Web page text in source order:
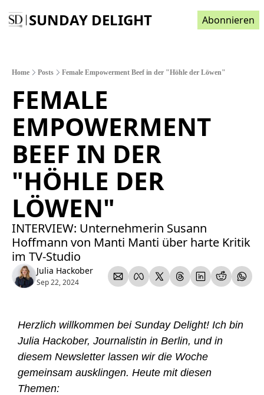
SUNDAY DELIGHT Abonnieren
Home Posts Female Empowerment Beef in der "Höhle der Löwen"
FEMALE
EMPOWERMENT
BEEF IN DER
"HÖHLE DER
LÖWEN"
INTERVIEW: Unternehmerin Susann
Hoffmann von Manti Manti über harte Kritik
im TV-Studio
Julia Hackober
Sep 22, 2024
Herzlich willkommen bei Sunday Delight! Ich bin
Julia Hackober, Journalistin in Berlin, und in
diesem Newsletter lassen wir die Woche
gemeinsam ausklingen. Heute mit diesen
Themen: